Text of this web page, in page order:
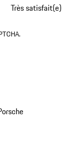
Très satisfait(e)